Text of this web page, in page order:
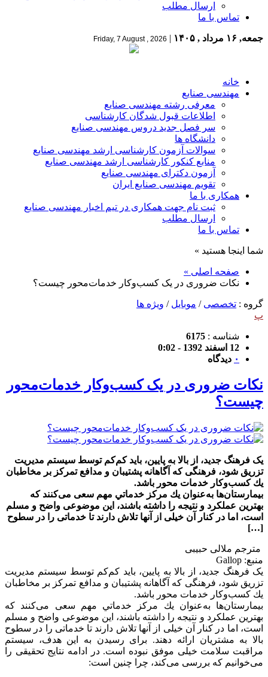
ارسال مطلب
تماس با ما
جمعه, ۱۶ مرداد , ۱۴۰۵ |
Friday, 7 August , 2026
خانه
مهندسی صنایع
معرفی رشته مهندسی صنایع
اطلاعات قبول شدگان کارشناسی
سر فصل جدید دروس مهندسی صنایع
دانشگاه ها
سوالات آزمون کارشناسی ارشد مهندسی صنایع
منابع کنکور کارشناسی ارشد مهندسی صنایع
آزمون دکترای مهندسی صنایع
تقویم مهندسی صنایع ایران
همکاری با ما
ثبت نام جهت همکاری در تیم اخبار مهندسی صنایع
ارسال مطلب
تماس با ما
شما اینجا هستید »
صفحه اصلی »
نکات ضروری در یک کسب‌وکار خدمات‌محور چیست؟
گروه : تخصصی / موبایل / ویژه ها
پ
شناسه : 6175
12 اسفند 1392 - 0:02
۰ دیدگاه
نکات ضروری در یک کسب‌وکار خدمات‌محور
چیست؟
یک فرهنگ جدید، از بالا به پایین، باید کم‌کم توسط سیستم مدیریت
تزریق شود، فرهنگی که آگاهانه پشتیبان و مدافع تمرکز بر مخاطبان
يك كسب‌وكار خدمات محور باشد.
بیمارستان‌ها به‌عنوان يك مركز خدماتي مهم سعی می‌کنند که
بهترین عملکرد و نتیجه را داشته باشند، این موضوعی واضح و مسلم
است، اما در کنار آن خیلی از آنها تلاش دارند تا خدماتی را در سطوح
‌[…]
مترجم ملالی حبیبی
منبع: Gallop
یک فرهنگ جدید، از بالا به پایین، باید کم‌کم توسط سیستم مدیریت
تزریق شود، فرهنگی که آگاهانه پشتیبان و مدافع تمرکز بر مخاطبان
يك كسب‌وكار خدمات محور باشد.
بیمارستان‌ها به‌عنوان يك مركز خدماتي مهم سعی می‌کنند که
بهترین عملکرد و نتیجه را داشته باشند، این موضوعی واضح و مسلم
است، اما در کنار آن خیلی از آنها تلاش دارند تا خدماتی را در سطوح
بالا به مشتریان ارائه ‌دهند. برای رسیدن به این هدف، سیستم
مراقبت سلامت خیلی موفق نبوده است. در ادامه نتایج تحقیقی را
می‌خوانیم که بررسی می‌کند، چرا چنین است: